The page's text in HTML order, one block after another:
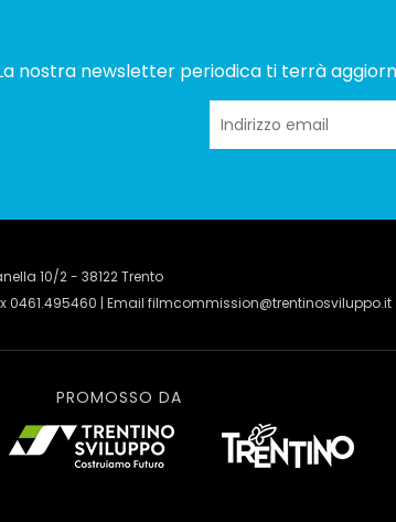
nostra newsletter periodica ti terrà
10/2 - 38122 Trento
0461.495460 | Email filmcommission@trentinosviluppo.it
PROMOSSO DA